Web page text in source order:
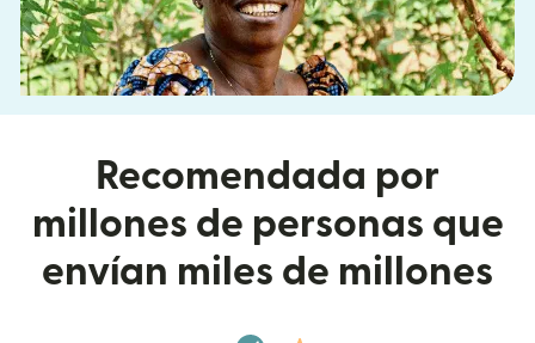
Recomendada por
millones de personas que
envían miles de millones